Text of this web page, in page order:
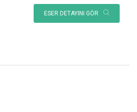
ESER DETAYINI GÖR